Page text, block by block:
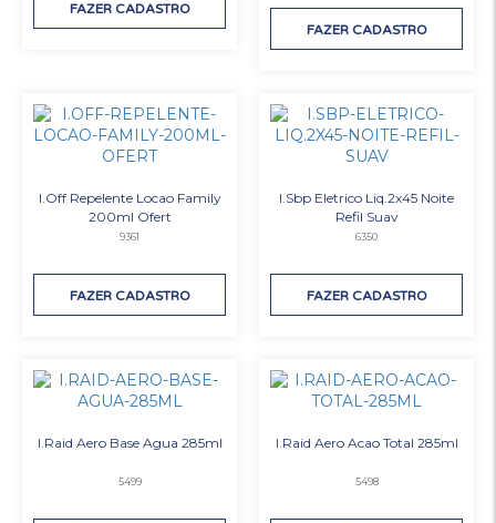
FAZER CADASTRO
FAZER CADASTRO
I.Off Repelente Locao Family
200ml Ofert
9361
FAZER CADASTRO
I.Sbp Eletrico Liq.2x45 Noite
Refil Suav
6350
FAZER CADASTRO
I.Raid Aero Base Agua 285ml
5499
I.Raid Aero Acao Total 285ml
5498